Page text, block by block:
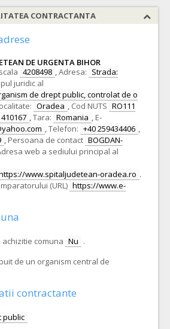
CONTRACTANTA
DE URGENTA BIHOR
4208498 ,Adresa: Strada:
juridic al
de drept public, controlat de o
Oradea , Cod NUTS RO111
410167 ,Tara: Romania , E-
,Telefon: +40 259434406 ,
, Persoana de contact BOGDAN-
web a sediului principal al
www.spitaljudetean-oradea.ro .
(URL) https://www.e-
achizitie comuna Nu .
de un organism central de
contractante
public